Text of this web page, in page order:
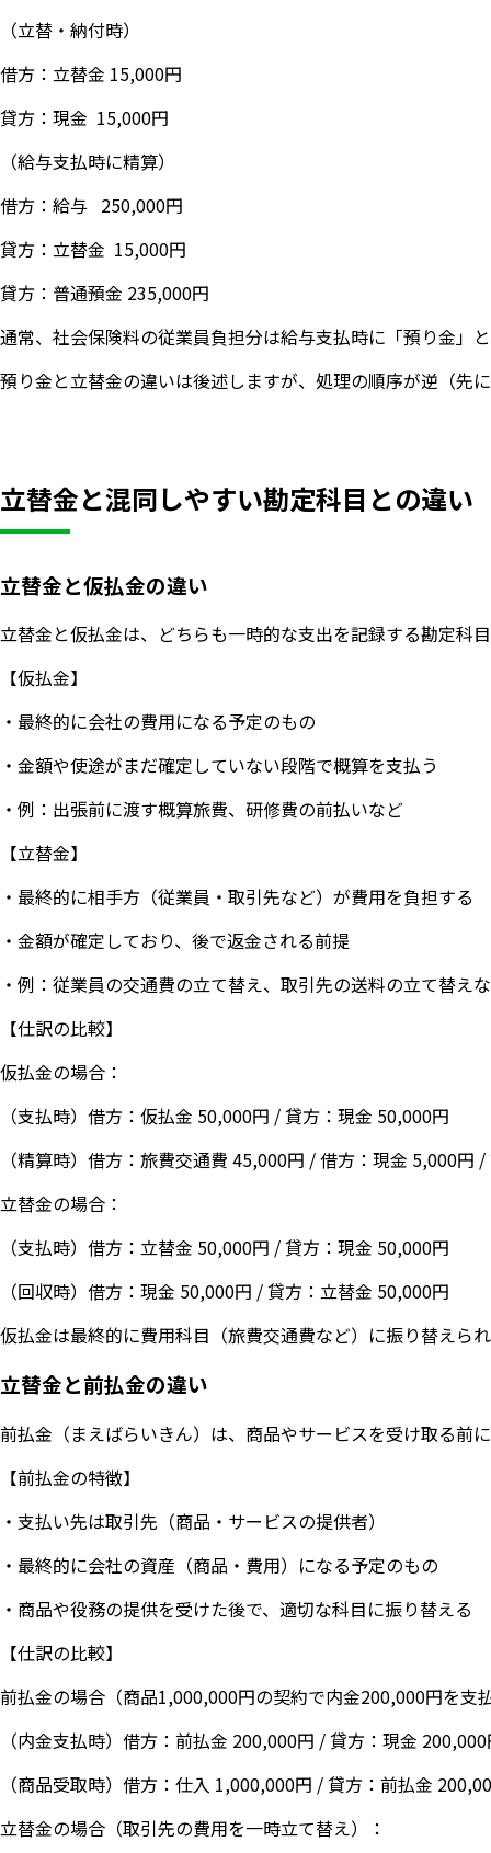
（立替・納付時）
借方：立替金 15,000円
貸方：現金 15,000円
（給与支払時に精算）
借方：給与 250,000円
貸方：立替金 15,000円
貸方：普通預金 235,000円
通常、社会保険料の従業員負担分は給与支払時に「預り金」
預り金と立替金の違いは後述しますが、処理の順序が逆（先
立替金と混同しやすい勘定科目との違い
立替金と仮払金の違い
立替金と仮払金は、どちらも一時的な支出を記録する勘定科
【仮払金】
・最終的に会社の費用になる予定のもの
・金額や使途がまだ確定していない段階で概算を支払う
・例：出張前に渡す概算旅費、研修費の前払いなど
【立替金】
・最終的に相手方（従業員・取引先など）が費用を負担する
・金額が確定しており、後で返金される前提
・例：従業員の交通費の立て替え、取引先の送料の立て替え
【仕訳の比較】
仮払金の場合：
（支払時）借方：仮払金 50,000円 / 貸方：現金 50,000円
（精算時）借方：旅費交通費 45,000円 / 借方：現金 5,000円
立替金の場合：
（支払時）借方：立替金 50,000円 / 貸方：現金 50,000円
（回収時）借方：現金 50,000円 / 貸方：立替金 50,000円
仮払金は最終的に費用科目（旅費交通費など）に振り替えら
立替金と前払金の違い
前払金（まえばらいきん）は、商品やサービスを受け取る前
【前払金の特徴】
・支払い先は取引先（商品・サービスの提供者）
・最終的に会社の資産（商品・費用）になる予定のもの
・商品や役務の提供を受けた後で、適切な科目に振り替える
【仕訳の比較】
前払金の場合（商品1,000,000円の契約で内金200,000円を支
（内金支払時）借方：前払金 200,000円 / 貸方：現金
（商品受取時）借方：仕入 1,000,000円 / 貸方：前払金
立替金の場合（取引先の費用を一時立て替え）：